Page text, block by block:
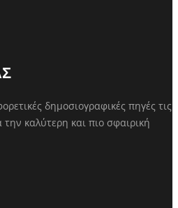
δημοσιογραφικές πηγές τις
καλύτερη και πιο σφαιρική